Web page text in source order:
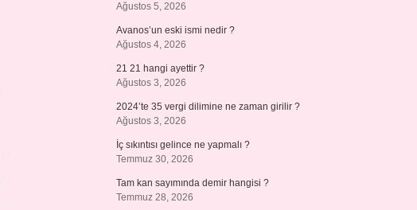
Ağustos 5, 2026
Avanos’un eski ismi nedir ?
Ağustos 4, 2026
21 21 hangi ayettir ?
Ağustos 3, 2026
2024’te 35 vergi dilimine ne zaman girilir ?
Ağustos 3, 2026
İç sıkıntısı gelince ne yapmalı ?
Temmuz 30, 2026
Tam kan sayımında demir hangisi ?
Temmuz 28, 2026